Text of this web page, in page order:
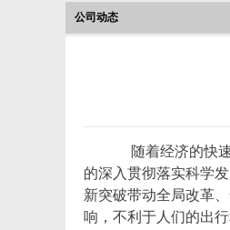
公司动态
随着经济的快速
的深入贯彻落实科学
新突破带动全局改革
响，不利于人们的出